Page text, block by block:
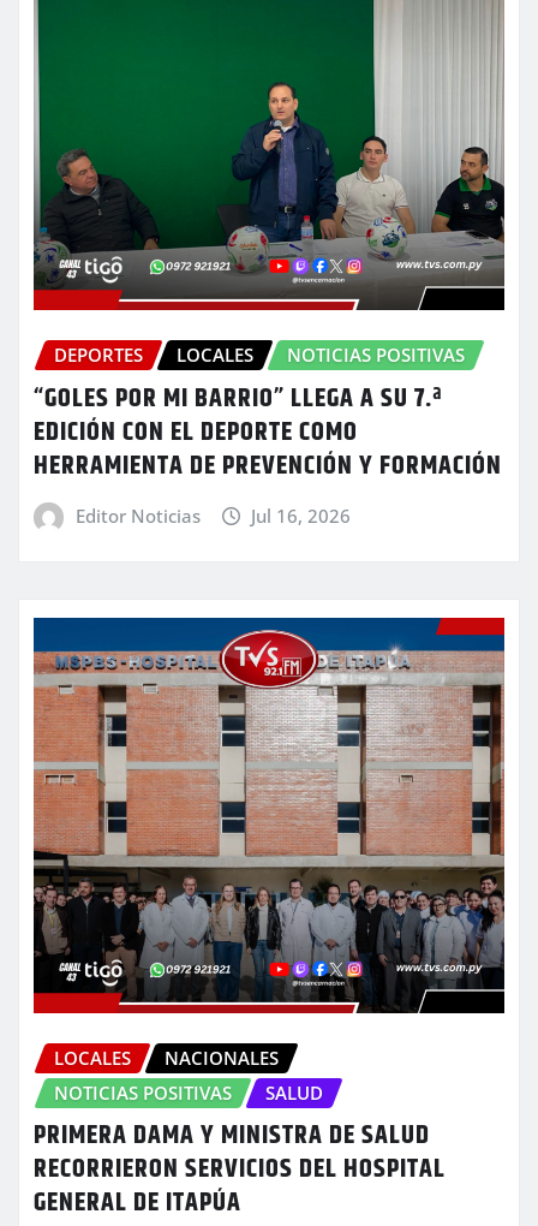
DEPORTES LOCALES NOTICIAS POSITIVAS
“GOLES POR MI BARRIO” LLEGA A SU 7.ª
EDICIÓN CON EL DEPORTE COMO
HERRAMIENTA DE PREVENCIÓN Y FORMACIÓN
Editor Noticias Jul 16, 2026
LOCALES
NACIONALES
NOTICIAS POSITIVAS
SALUD
PRIMERA DAMA Y MINISTRA DE SALUD
RECORRIERON SERVICIOS DEL HOSPITAL
GENERAL DE ITAPÚA